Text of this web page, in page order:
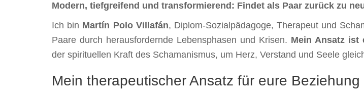
Modern, tiefgreifend und transformierend: Findet als Paar zurück zu
Ich bin Martín Polo Villafán, Diplom-Sozialpädagoge, Therapeut und
Paare durch herausfordernde Lebensphasen und Krisen. Mein Ansatz ist
der spirituellen Kraft des Schamanismus, um Herz, Verstand und Seele
Mein therapeutischer Ansatz für eure Beziehung